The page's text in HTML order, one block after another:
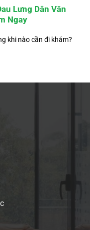
Lưng Dân Văn
Ngay
khi nào cần đi khám?